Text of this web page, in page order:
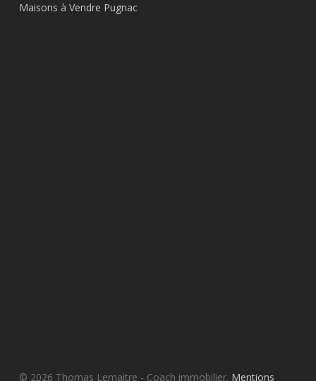
Maisons à Vendre Pugnac
© 2026 Thomas Lemaitre - Coach immobilier. Mentions